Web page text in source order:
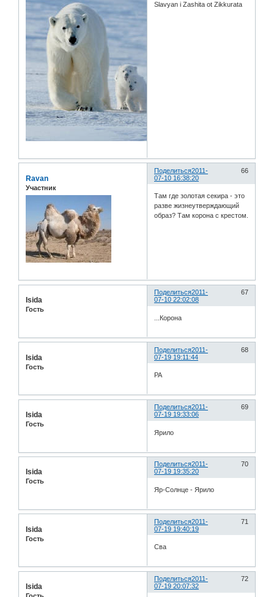
Slavyan i Zashita ot Zikkurata
Поделиться 66
2011-
07-10 16:38:20
Ravan
Участник
Там где золотая секира - это
разве жизнеутверждающий
образ? Там корона с крестом.
Поделиться 67
2011-
07-10 22:02:08
Isida
Гость
...Корона
Поделиться 68
2011-
07-19 19:11:44
Isida
Гость
РА
Поделиться 69
2011-
07-19 19:33:06
Isida
Гость
Ярило
Поделиться 70
2011-
07-19 19:35:20
Isida
Гость
Яр-Солнце - Ярило
Поделиться 71
2011-
07-19 19:40:19
Isida
Гость
Сва
Поделиться 72
2011-
07-19 20:07:32
Isida